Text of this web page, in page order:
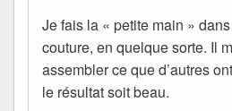
Je fais la « petite main »
couture, en quelque sorte. Il
assembler ce que d’autres
le résultat soit beau.